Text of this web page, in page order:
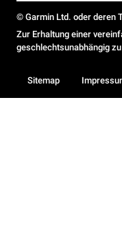
© Garmin Ltd. oder deren
Zur Erhaltung einer
geschlechtsunabhängig
Sitemap